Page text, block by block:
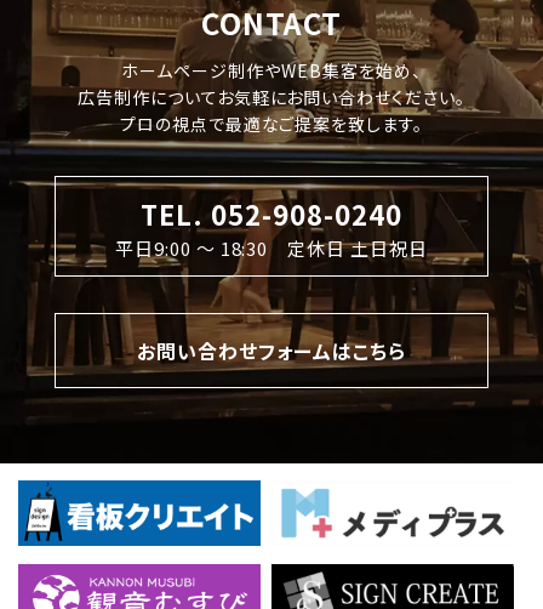
CONTACT
ホームページ制作やWEB集客を始め、
広告制作についてお気軽にお問い合わせください。
プロの視点で最適なご提案を致します。
TEL. 052-908-0240
平日9:00 〜 18:30 定休日 土日祝日
お問い合わせフォームはこちら